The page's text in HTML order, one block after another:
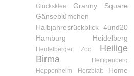
Glücksklee
Granny Square
Gänseblümchen
Halbjahresrückblick 4und20
Hamburg
Heidelberg
Heidelberger Zoo
Heilige
Birma
Heiligenberg
Heppenheim
Herzblatt Home